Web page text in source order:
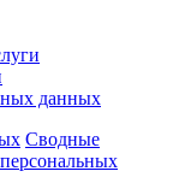
данных
Сводные